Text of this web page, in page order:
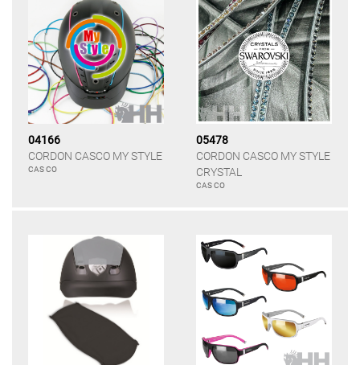
04166
CORDON CASCO MY STYLE
CAS CO
05478
CORDON CASCO MY STYLE
CRYSTAL
CAS CO